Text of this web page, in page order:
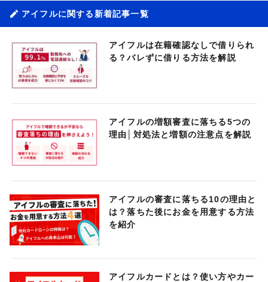
アイフルに関する新着記事一覧
アイフルは在籍確認なしで借りられ
る？バレずに借りる方法を解説
アイフルの増額審査に落ちる5つの
理由│対処法と増額の注意点を解説
アイフルの審査に落ちる10の理由と
は？落ちた後にお金を用意する方法
を紹介
アイフルカードとは？使い方やカー